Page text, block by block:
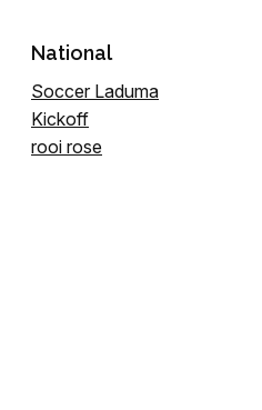
National
Soccer Laduma
Kickoff
rooi rose